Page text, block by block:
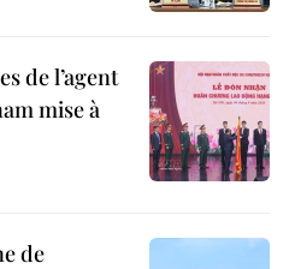
de l’agent
mise à
de